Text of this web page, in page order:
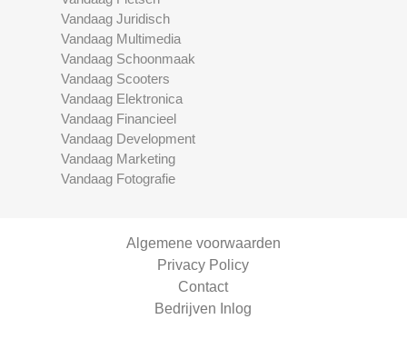
Vandaag Juridisch
Vandaag Multimedia
Vandaag Schoonmaak
Vandaag Scooters
Vandaag Elektronica
Vandaag Financieel
Vandaag Development
Vandaag Marketing
Vandaag Fotografie
Algemene voorwaarden
Privacy Policy
Contact
Bedrijven Inlog